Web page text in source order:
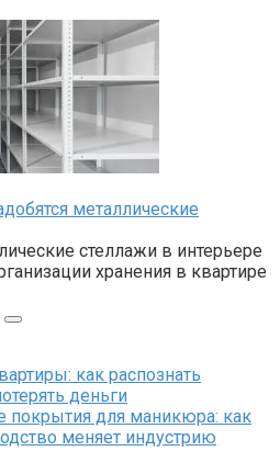
металлические
стеллажи в интерьере
хранения в квартире
как распознать
деньги
покрытия для маникюра: как
меняет индустрию